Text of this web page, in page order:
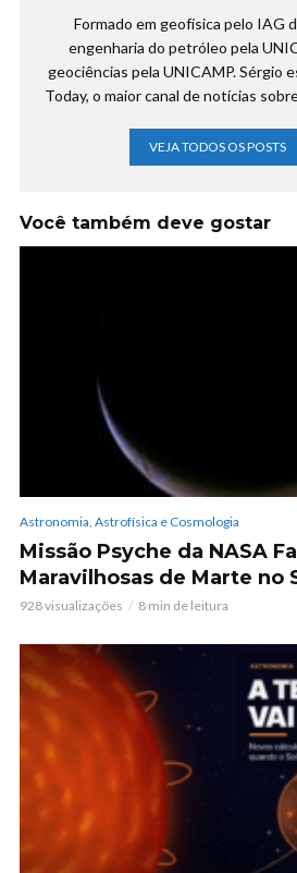
Formado em geofísica pelo IAG
engenharia do petróleo pela
geociências pela UNICAMP. Sérgio
Today, o maior canal de notícias
VEJA TODOS OS POSTS
Você também deve gostar
Astronomia, Astrofísica e Cosmologia
Missão Psyche da NASA
Maravilhosas de Marte no
928 visualizações 8 min de leitura